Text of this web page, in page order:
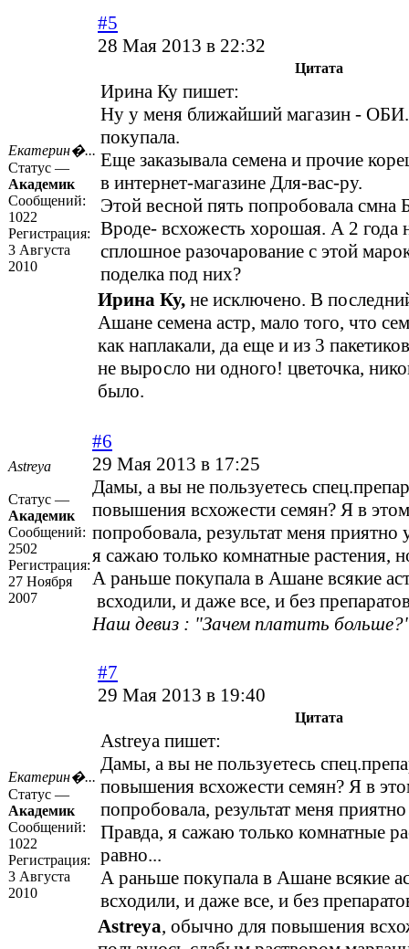
Екатерин�...
Статус —
Академик
Сообщений:
1022
Регистрация:
3 Августа
2010
#5
28 Мая 2013 в 22:32
Цитата
Ирина Ку пишет:
Ну у меня ближайший магазин -
покупала.
Еще заказывала семена и прочие
в интернет-магазине Для-вас-ру.
Этой весной пять попробовала смна
Вроде- всхожесть хорошая. А 2 года
сплошное разочарование с этой
поделка под них?
Ирина Ку, не исключено. В
Ашане семена астр, мало того, что
как наплакали, да еще и из 3
не выросло ни одного! цветочка,
было.
Astreya
Статус —
Академик
Сообщений:
2502
Регистрация:
27 Ноября
2007
#6
29 Мая 2013 в 17:25
Дамы, а вы не пользуетесь
повышения всхожести семян? Я в
попробовала, результат меня приятно
я сажаю только комнатные растения,
А раньше покупала в Ашане всякие
всходили, и даже все, и без
Наш девиз : "Зачем платить
Екатерин�...
Статус —
Академик
Сообщений:
1022
Регистрация:
3 Августа
2010
#7
29 Мая 2013 в 19:40
Цитата
Astreya пишет:
Дамы, а вы не пользуетесь
повышения всхожести семян? Я в
попробовала, результат меня
Правда, я сажаю только комнатные
равно...
А раньше покупала в Ашане всякие
всходили, и даже все, и без
Astreya, обычно для повышения